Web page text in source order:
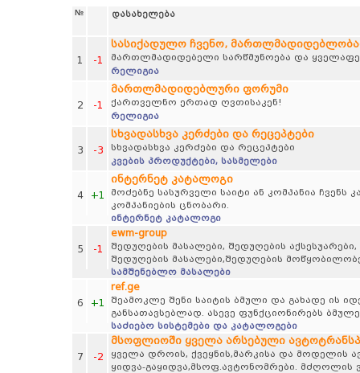
№ დასახელება
1 -1
სასიქადულო ჩვენო,
მართლმადიდებელი სარწმუნოება და
რელიგია
2 -1
მართლმადიდებლური ფორუმი
ქართველნო ერთად ღვთისაკენ!
რელიგია
3 -3
სხვადასხვა კერძები და რეცეპტები
სხვადასხვა კერძები და რეცეპტები
კვების პროდუქტები, სასმელები
4 +1
ინტერნეტ კატალოგი
მოძებნე სასურველი საიტი ან კომპანია
კომპანიების ცნობარი.
ინტერნეტ კატალოგი
5 -1
ewm-group
შედუღების მასალები, შედუღების
შედუღების მასალები,შედუღების
სამშენებლო მასალები
6 +1
ref.ge
შეამოკლე შენი საიტის ბმული და გახადე ის
განსათავსებლად. ასევე ფუნქციონირებს
საძიებო სისტემები და კატალოგები
7 -2
მსოფლიოში ყველა არსებული
ყველა დროის, ქვეყნის,მარკისა და მოდელის
ყიდვა-გაყიდვა,მსოფ.ავტონომრები. მძღოლის